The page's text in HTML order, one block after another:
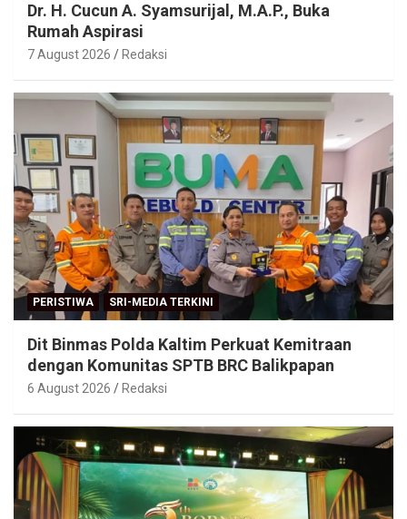
Dr. H. Cucun A. Syamsurijal, M.A.P., Buka
Rumah Aspirasi
7 August 2026 Redaksi
PERISTIWA SRI-MEDIA TERKINI
Dit Binmas Polda Kaltim Perkuat Kemitraan
dengan Komunitas SPTB BRC Balikpapan
6 August 2026 Redaksi